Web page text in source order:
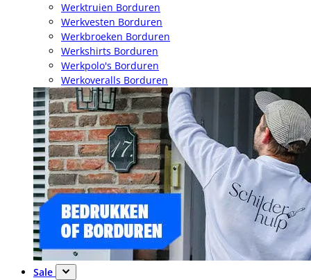
Werktruien Borduren
Werkvesten Borduren
Werkbroeken Borduren
Werkshirts Borduren
Werkpolo's Borduren
Werkoveralls Borduren
Sale